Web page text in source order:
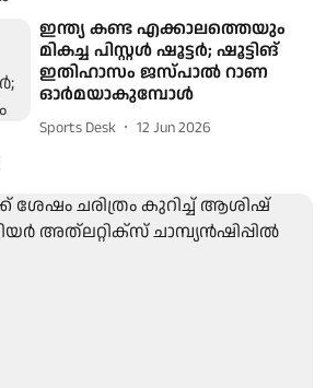
ഇന്ത്യ കണ്ട എക്കാലത്തെയും
മികച്ച പിസ്റ്റൾ ഷൂട്ടർ; ഷൂട്ടിങ്
ഇതിഹാസം ജസ്പാല്‍ റാണ
ഓർമയാകുമ്പോൾ
Sports Desk 12 Jun 2026